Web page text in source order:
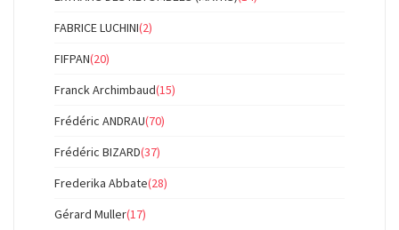
FABRICE LUCHINI(2)
FIFPAN(20)
Franck Archimbaud(15)
Frédéric ANDRAU(70)
Frédéric BIZARD(37)
Frederika Abbate(28)
Gérard Muller(17)